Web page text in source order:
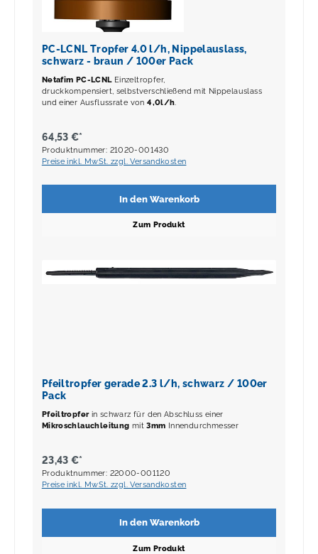
PC-LCNL Tropfer 4.0 l/h, Nippelauslass,
schwarz - braun / 100er Pack
Netafim PC-LCNLEinzeltropfer,
druckkompensiert, selbstverschließend mit Nippelauslass
und einer Ausflussrate von4,0l/h
64,53 €*
Produktnummer: 21020-001430
Preise inkl. MwSt. zzgl. Versandkosten
In den Warenkorb
Zum Produkt
Pfeiltropfer gerade 2.3 l/h, schwarz / 100er
Pack
Pfeiltropfer in schwarz für den Abschluss einer
Mikroschlauchleitung mit3mm Innendurchmesser
23,43 €*
Produktnummer: 22000-001120
Preise inkl. MwSt. zzgl. Versandkosten
In den Warenkorb
Zum Produkt